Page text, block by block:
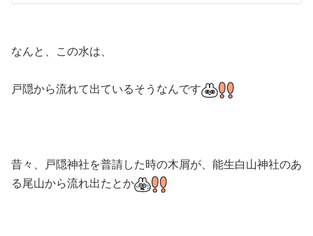
なんと、この水は、
戸隠から流れて出ているそうなんです
昔々、戸隠神社を普請した時の木屑が、能生白山神社のあ
る尾山から流れ出たとか